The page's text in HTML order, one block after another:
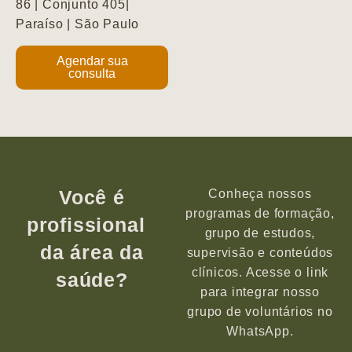
86 | Conjunto 405|
Paraíso | São Paulo
Agendar sua
consulta
Você é
profissional
da área da
saúde?
Conheça nossos
programas de formação,
grupo de estudos,
supervisão e conteúdos
clínicos. Acesse o link
para integrar nosso
grupo de voluntários no
WhatsApp.